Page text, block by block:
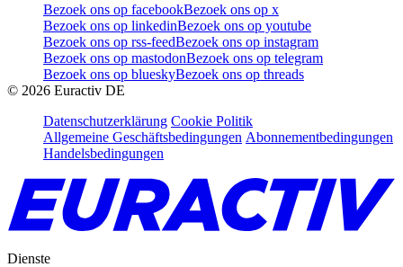
Bezoek ons op facebookBezoek ons op x
Bezoek ons op linkedinBezoek ons op youtube
Bezoek ons op rss-feedBezoek ons op instagram
Bezoek ons op mastodonBezoek ons op telegram
Bezoek ons op blueskyBezoek ons op threads
© 2026 Euractiv DE
Datenschutzerklärung Cookie Politik
Allgemeine Geschäftsbedingungen Abonnementbedingungen
Handelsbedingungen
Dienste